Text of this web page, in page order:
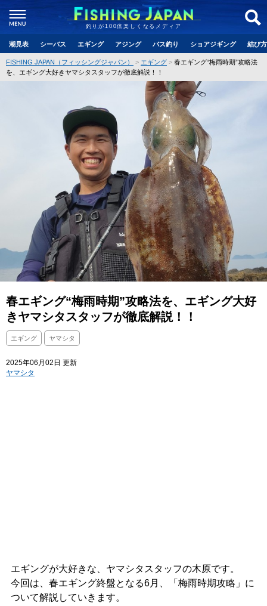
釣りが100倍楽しくなるメディア
潮見表 シーバス エギング アジング バス釣り ショアジギング 結び
FISHING JAPAN（フィッシングジャパン） エギング
春エギング“梅雨時期”攻略法
を、エギング大好きヤマシタスタッフが徹底解説！！
春エギング“梅雨時期”攻略法を、エギング大好
きヤマシタスタッフが徹底解説！！
エギング ヤマシタ
2025年06月02日 更新
ヤマシタ
エギングが大好きな、ヤマシタスタッフの木原です。
今回は、春エギング終盤となる6月、「梅雨時期攻略」に
ついて解説していきます。